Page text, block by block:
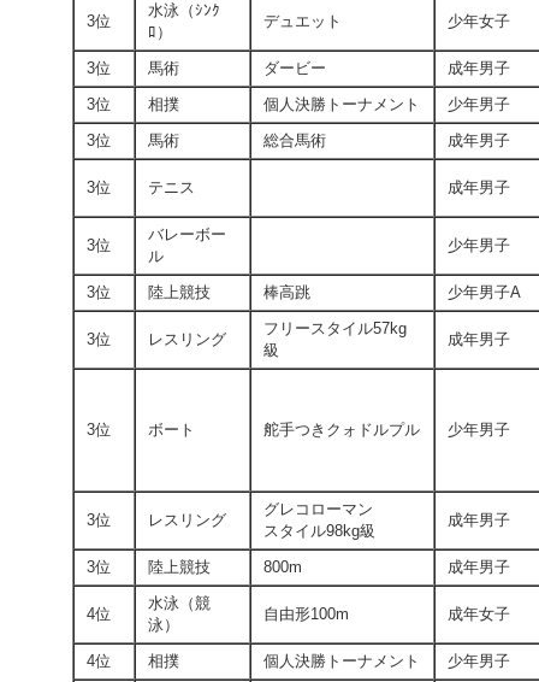
3位
水泳（ｼﾝｸ
ﾛ）
デュエット 少年女子
3位 馬術 ダービー
成年男子
3位
相撲 個人決勝トーナメント
少年男子
3位
馬術 総合馬術 成年男子
3位 テニス 成年男子
3位
バレーボー
ル
少年男子
3位 陸上競技 棒高跳 少年男子A
3位 レスリング
フリースタイル57kg
級
成年男子
3位 ボート 舵手つきクォドルプル 少年男子
3位 レスリング
グレコローマン
スタイル98kg級
成年男子
3位 陸上競技 800m 成年男子
4位
水泳（競
泳）
自由形100m 成年女子
4位 相撲 個人決勝トーナメント 少年男子